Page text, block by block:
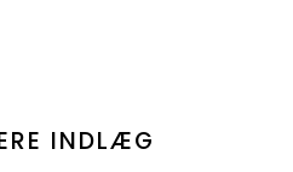
INDLÆG